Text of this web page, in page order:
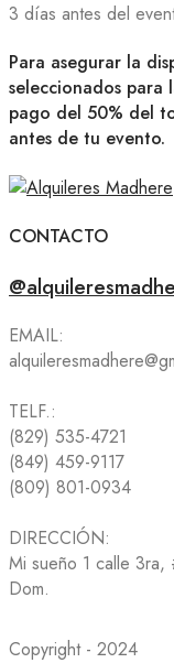
3 días antes del
Para asegurar la
seleccionados
pago del 50% del
antes de tu evento.
CONTACTO
EMAIL:
TELF.:
(829) 535-4721
(849) 459-9117
(809) 801-0934
DIRECCIÓN:
Mi sueño 1 calle 3ra,
Dom.
Copyright - 2024